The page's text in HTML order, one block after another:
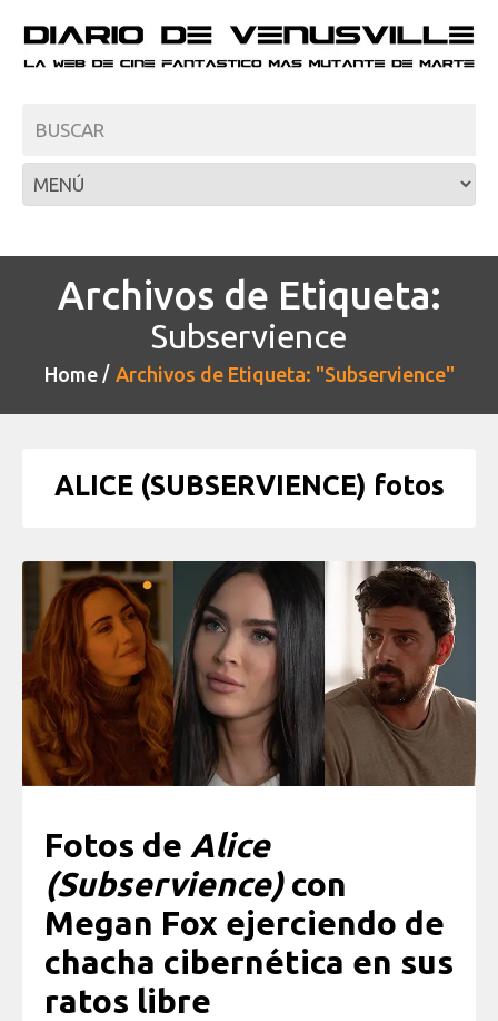
Archivos de Etiqueta:
Subservience
Home Archivos de Etiqueta: "Subservience"
ALICE (SUBSERVIENCE) fotos
Fotos de Alice
(Subservience)con
Megan Fox ejerciendo de
chacha cibernética en sus
ratos libre